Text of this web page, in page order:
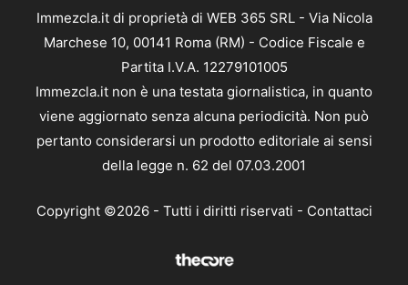
Immezcla.it di proprietà di WEB 365 SRL - Via Nicola
Marchese 10, 00141 Roma (RM) - Codice Fiscale e
Partita I.V.A. 12279101005
Immezcla.it non è una testata giornalistica, in quanto
viene aggiornato senza alcuna periodicità. Non può
pertanto considerarsi un prodotto editoriale ai sensi
della legge n. 62 del 07.03.2001
Copyright ©2026 - Tutti i diritti riservati - Contattaci